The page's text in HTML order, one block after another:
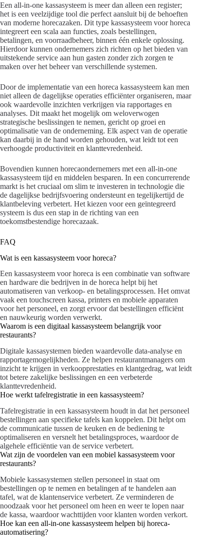
Een all-in-one kassasysteem is meer dan alleen een register;
het is een veelzijdige tool die perfect aansluit bij de behoeften
van moderne horecazaken. Dit type kassasysteem voor horeca
integreert een scala aan functies, zoals bestellingen,
betalingen, en voorraadbeheer, binnen één enkele oplossing.
Hierdoor kunnen ondernemers zich richten op het bieden van
uitstekende service aan hun gasten zonder zich zorgen te
maken over het beheer van verschillende systemen.
Door de implementatie van een horeca kassasysteem kan men
niet alleen de dagelijkse operaties efficiënter organiseren, maar
ook waardevolle inzichten verkrijgen via rapportages en
analyses. Dit maakt het mogelijk om weloverwogen
strategische beslissingen te nemen, gericht op groei en
optimalisatie van de onderneming. Elk aspect van de operatie
kan daarbij in de hand worden gehouden, wat leidt tot een
verhoogde productiviteit en klanttevredenheid.
Bovendien kunnen horecaondernemers met een all-in-one
kassasysteem tijd en middelen besparen. In een concurrerende
markt is het cruciaal om slim te investeren in technologie die
de dagelijkse bedrijfsvoering ondersteunt en tegelijkertijd de
klantbeleving verbetert. Het kiezen voor een geïntegreerd
systeem is dus een stap in de richting van een
toekomstbestendige horecazaak.
FAQ
Wat is een kassasysteem voor horeca?
Een kassasysteem voor horeca is een combinatie van software
en hardware die bedrijven in de horeca helpt bij het
automatiseren van verkoop- en betalingsprocessen. Het omvat
vaak een touchscreen kassa, printers en mobiele apparaten
voor het personeel, en zorgt ervoor dat bestellingen efficiënt
en nauwkeurig worden verwerkt.
Waarom is een digitaal kassasysteem belangrijk voor
restaurants?
Digitale kassasystemen bieden waardevolle data-analyse en
rapportagemogelijkheden. Ze helpen restaurantmanagers om
inzicht te krijgen in verkoopprestaties en klantgedrag, wat leidt
tot betere zakelijke beslissingen en een verbeterde
klanttevredenheid.
Hoe werkt tafelregistratie in een kassasysteem?
Tafelregistratie in een kassasysteem houdt in dat het personeel
bestellingen aan specifieke tafels kan koppelen. Dit helpt om
de communicatie tussen de keuken en de bediening te
optimaliseren en versnelt het betalingsproces, waardoor de
algehele efficiëntie van de service verbetert.
Wat zijn de voordelen van een mobiel kassasysteem voor
restaurants?
Mobiele kassasystemen stellen personeel in staat om
bestellingen op te nemen en betalingen af te handelen aan
tafel, wat de klantenservice verbetert. Ze verminderen de
noodzaak voor het personeel om heen en weer te lopen naar
de kassa, waardoor wachttijden voor klanten worden verkort.
Hoe kan een all-in-one kassasysteem helpen bij horeca-
automatisering?